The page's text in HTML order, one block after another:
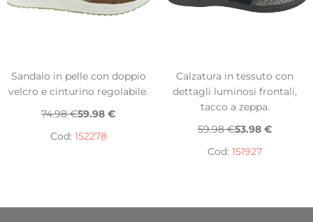
Sandalo in pelle con doppio
velcro e cinturino regolabile.
74.98 €59.98 €
Cod: 152278
Calzatura in tessuto con
dettagli luminosi frontali,
tacco a zeppa.
59.98 €53.98 €
Cod: 151927